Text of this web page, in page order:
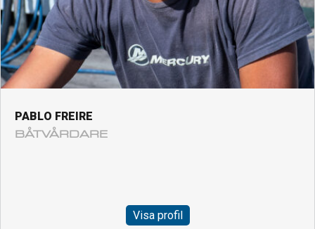
PABLO FREIRE
BÅTVÅRDARE
Visa profil